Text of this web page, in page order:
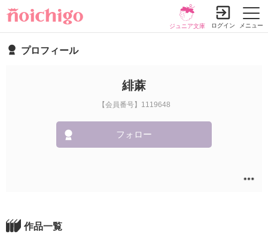
メニュー
ジュニア文庫 ログイン
プロフィール
緋蔴
【会員番号】1119648
フォロー
作品一覧